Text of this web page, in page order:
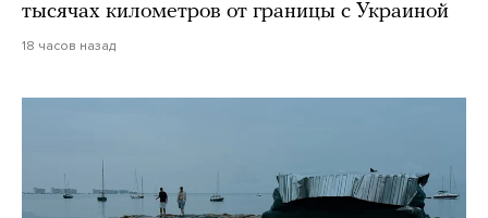
тысячах километров от границы с Украиной
18 часов назад